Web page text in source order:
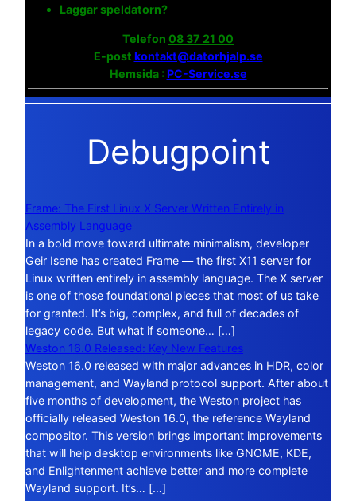
Laggar speldatorn?
Telefon 08 37 21 00
E-post kontakt@datorhjalp.se
Hemsida :PC-Service.se
Debugpoint
Frame: The First Linux X Server Written Entirely in
Assembly Language
In a bold move toward ultimate minimalism, developer
Geir Isene has created Frame — the first X11 server for
Linux written entirely in assembly language. The X server
is one of those foundational pieces that most of us take
for granted. It’s big, complex, and full of decades of
legacy code. But what if someone… […]
Weston 16.0 Released: Key New Features
Weston 16.0 released with major advances in HDR, color
management, and Wayland protocol support. After about
five months of development, the Weston project has
officially released Weston 16.0, the reference Wayland
compositor. This version brings important improvements
that will help desktop environments like GNOME, KDE,
and Enlightenment achieve better and more complete
Wayland support. It’s… […]